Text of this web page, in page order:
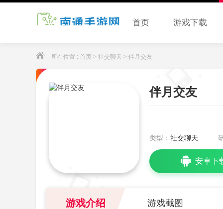
首页 游戏下载
所在位置 : 首页 > 社交聊天 > 伴月交友
伴月交友
类型： 社交聊天
安卓下
游戏介绍 游戏截图